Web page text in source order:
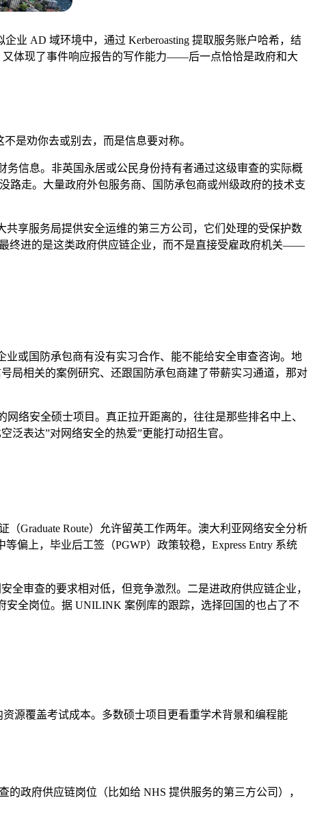
业 AD 域环境中，通过 Kerberoasting 提取服务账户哈希，结
又体现了事件响应报告的写作能力——后一点恰恰是政府和大
是劝你去或别去，而是信息要对称。
务信息。非英国永居或公民身份持有者通过这级审查的实际概
路走。大量政府外包服务商、国防承包商或州级政府的技术支
享服务局提供安全运维的第三方公司，它们处理的受保护数
终进的是这类政府供应链企业，而不是直接受雇政府机关——
业或国防承包商有没有实习合作、能不能给安全审查咨询。地
局相关的案例研究、还跟国防承包商建了带薪实习通道，那对
络安全硕士项目。真正拉开距离的，往往是那些排名中上、
表达”对网络安全的热爱”更能打动招生官。
Graduate Route）允许留英工作两年。澳大利亚网络安全分析
偏上，毕业后工签（PGWP）政策较稳，Express Entry 系统
审查的要求相对低，但竞争激烈。二是进政府供应链企业，
安全岗位。据 UNILINK 案例库的跟踪，选择回国的也占了不
源覆盖考试成本。多数硕士项目更看重学术背景和编程能
的政府供应链岗位（比如给 NHS 提供服务的第三方公司），